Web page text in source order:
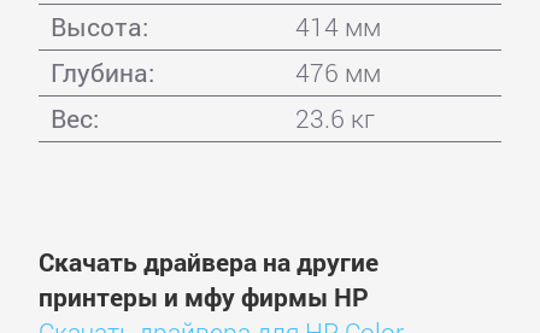
Высота:
414 мм
Глубина:
476 мм
Вес:
23.6 кг
Скачать драйвера на другие
принтеры и мфу фирмы HP